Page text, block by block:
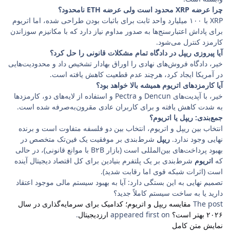
چرا عرضه XRP محدود است ولی عرضه ETH نامحدود؟
XRP با ۱۰۰ میلیارد واحد ثابت برای باثبات بودن طراحی شده، اما اتریوم
برای پاداش اعتبارسنج‌ها به صدور مداوم نیاز دارد که با مکانیزم سوزاندن
کارمزد کنترل می‌شود.
آیا پیروزی ریپل در دادگاه تمام مشکلات قانونی را حل کرد؟
خیر، دادگاه فروش‌های نهادی را اوراق بهادار تشخیص داد و محدودیت‌هایی
در آمریکا ایجاد کرد، هرچند عدم قطعیت کاهش یافته است.
آیا کارمزدهای اتریوم همیشه بالا خواهد بود؟
خیر، با آپدیت‌های Dencun و Pectra و استفاده از لایه‌های دو، کارمزدها
به شدت کاهش یافته و برای کاربران عادی مقرون‌به‌صرفه شده است.
جمع‌بندی: ریپل یا اتریوم؟
انتخاب بین ریپل و اتریوم، انتخاب بین دو فلسفه متفاوت است و برنده
نهایی وجود ندارد. ریپل شرط‌بندی بر موفقیت یک فین‌تک متخصص در
بهبود پرداخت‌های بین‌المللی است (بازار B۲B با موانع قانونی)، در حالی
که اتریوم شرط‌بندی بر یک پلتفرم بنیادین برای کل اقتصاد دیجیتال آینده
است (اثرات شبکه قوی اما رقابت شدید).
تصمیم نهایی به این بستگی دارد: آیا به بهبود سیستم مالی موجود اعتقاد
دارید یا به ساخت سیستم کاملاً جدید؟
The post مقایسه ریپل و اتریوم؛ کدامیک برای سرمایه‌گذاری در سال
۲۰۲۶ بهتر است؟
ارزدیجیتال.
نمایش متن کامل